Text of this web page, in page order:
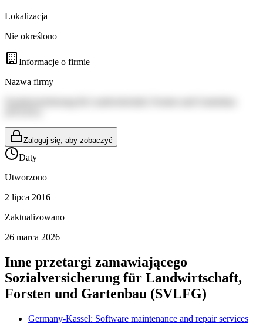
Lokalizacja
Nie określono
Informacje o firmie
Nazwa firmy
Zaloguj się, aby zobaczyć
Daty
Utworzono
2 lipca 2016
Zaktualizowano
26 marca 2026
Inne przetargi zamawiającego
Sozialversicherung für Landwirtschaft,
Forsten und Gartenbau (SVLFG)
Germany-Kassel: Software maintenance and repair services